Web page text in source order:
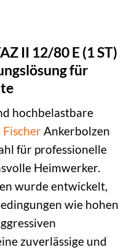
II 12/80 E (1 ST)
für
hochbelastbare
FischerAnkerbolzen
für professionelle
Heimwerker.
wurde entwickelt,
wie hohen
zuverlässige und